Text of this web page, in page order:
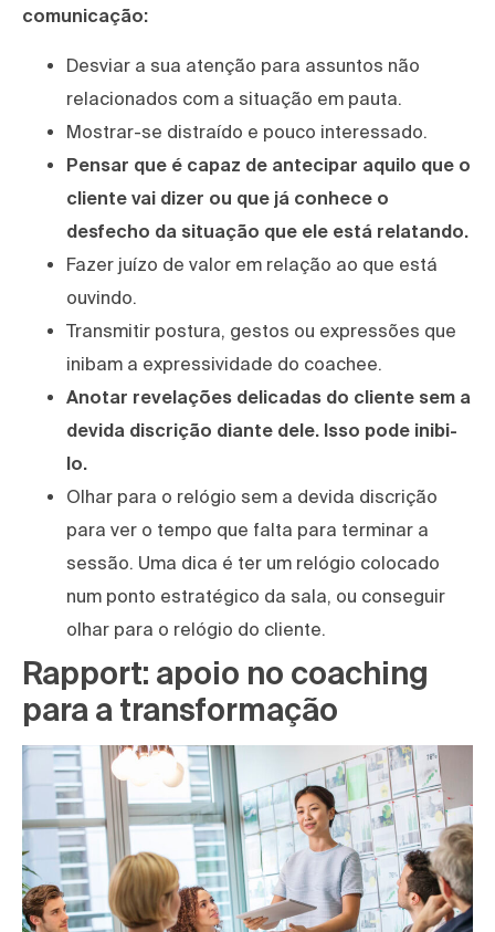
comunicação:
Desviar a sua atenção para assuntos não
relacionados com a situação em pauta.
Mostrar-se distraído e pouco interessado.
Pensar que é capaz de antecipar aquilo que o
cliente vai dizer ou que já conhece o
desfecho da situação que ele está relatando.
Fazer juízo de valor em relação ao que está
ouvindo.
Transmitir postura, gestos ou expressões que
inibam a expressividade do coachee.
Anotar revelações delicadas do cliente sem a
devida discrição diante dele. Isso pode inibi-
lo.
Olhar para o relógio sem a devida discrição
para ver o tempo que falta para terminar a
sessão. Uma dica é ter um relógio colocado
num ponto estratégico da sala, ou conseguir
olhar para o relógio do cliente.
Rapport: apoio no coaching
para a transformação